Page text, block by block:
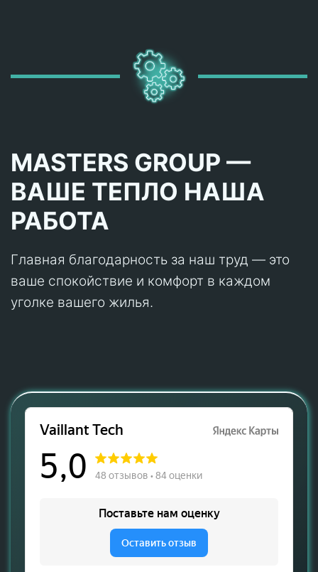
MASTERS GROUP —
ВАШЕ ТЕПЛО НАША
РАБОТА
Главная благодарность за наш труд — это
ваше спокойствие и комфорт в каждом
уголке вашего жилья.